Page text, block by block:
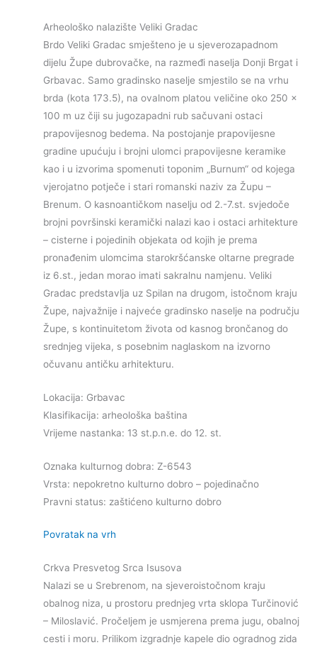
Arheološko nalazište Veliki Gradac
Brdo Veliki Gradac smješteno je u sjeverozapadnom
dijelu Župe dubrovačke, na razmeđi naselja Donji Brgat i
Grbavac. Samo gradinsko naselje smjestilo se na vrhu
brda (kota 173.5), na ovalnom platou veličine oko 250 x
100 m uz čiji su jugozapadni rub sačuvani ostaci
prapovijesnog bedema. Na postojanje prapovijesne
gradine upućuju i brojni ulomci prapovijesne keramike
kao i u izvorima spomenuti toponim „Burnum“ od kojega
vjerojatno potječe i stari romanski naziv za Župu –
Brenum. O kasnoantičkom naselju od 2.-7.st. svjedoče
brojni površinski keramički nalazi kao i ostaci arhitekture
– cisterne i pojedinih objekata od kojih je prema
pronađenim ulomcima starokršćanske oltarne pregrade
iz 6.st., jedan morao imati sakralnu namjenu. Veliki
Gradac predstavlja uz Spilan na drugom, istočnom kraju
Župe, najvažnije i najveće gradinsko naselje na području
Župe, s kontinuitetom života od kasnog brončanog do
srednjeg vijeka, s posebnim naglaskom na izvorno
očuvanu antičku arhitekturu.
Lokacija: Grbavac
Klasifikacija: arheološka baština
Vrijeme nastanka: 13 st.p.n.e. do 12. st.
Oznaka kulturnog dobra: Z-6543
Vrsta: nepokretno kulturno dobro – pojedinačno
Pravni status: zaštićeno kulturno dobro
Povratak na vrh
Crkva Presvetog Srca Isusova
Nalazi se u Srebrenom, na sjeveroistočnom kraju
obalnog niza, u prostoru prednjeg vrta sklopa Turčinović
– Miloslavić. Pročeljem je usmjerena prema jugu, obalnoj
cesti i moru. Prilikom izgradnje kapele dio ogradnog zida